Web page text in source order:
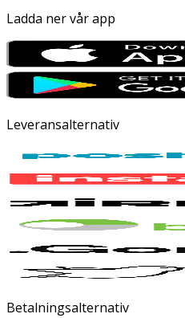
Ladda ner vår app
Leveransalternativ
Betalningsalternativ